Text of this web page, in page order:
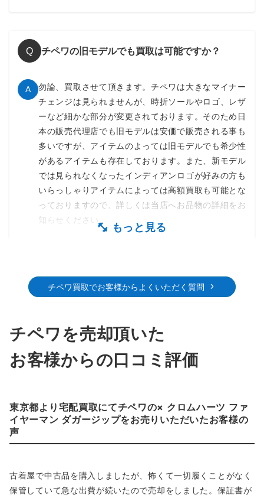
Q チペワの旧モデルでも買取は可能ですか？
A
勿論、買取させて頂きます。チペワは大きなマイナー
チェンジは見られませんが、時折ソールやロゴ、レザ
ーなど細かな部分が変更されております。そのため日
本の販売代理店でも旧モデルは安価で販売される事も
多いですが、アイテムのよっては旧モデルでも希少性
があるアイテムも存在しております。また、新モデル
では見られなくなったインディアンロゴが好みの方も
いらっしゃりアイテムによっては高額買取も可能とな
っておりますので、詳しくは当店へお品物の詳細をお
知らせください。
もっと見る
チペワ買取でお客様からよくいただく質問
チペワを売却頂いた
お客様からの口コミ評価
東京都より宅配買取にてチペワの× クロムハーツ ファ
イヤーマン ダガージップをお売りいただいたお客様の
声
古着屋で中古品を購入しましたが、怖くて一切履くことがなく
保管していて急な出費が続いたので売却をしました。保証書が